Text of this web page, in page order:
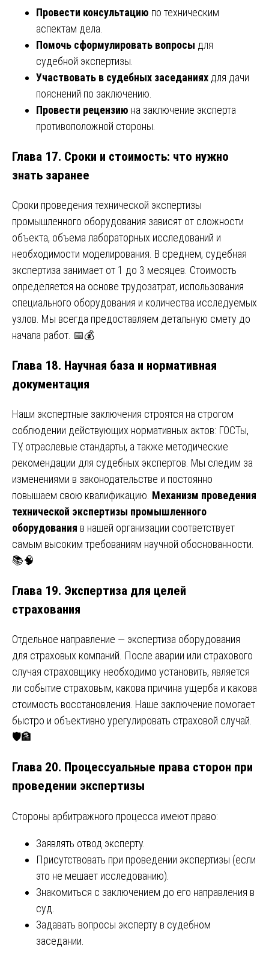
Провести консультацию по техническим
аспектам дела.
Помочь сформулировать вопросы для
судебной экспертизы.
Участвовать в судебных заседаниях для дачи
пояснений по заключению.
Провести рецензию на заключение эксперта
противоположной стороны.
Глава 17. Сроки и стоимость: что нужно
знать заранее
Сроки проведения технической экспертизы
промышленного оборудования зависят от сложности
объекта, объема лабораторных исследований и
необходимости моделирования. В среднем, судебная
экспертиза занимает от 1 до 3 месяцев. Стоимость
определяется на основе трудозатрат, использования
специального оборудования и количества исследуемых
узлов. Мы всегда предоставляем детальную смету до
начала работ. 📅💰
Глава 18. Научная база и нормативная
документация
Наши экспертные заключения строятся на строгом
соблюдении действующих нормативных актов: ГОСТы,
ТУ, отраслевые стандарты, а также методические
рекомендации для судебных экспертов. Мы следим за
изменениями в законодательстве и постоянно
повышаем свою квалификацию. Механизм проведения
технической экспертизы промышленного
оборудования в нашей организации соответствует
самым высоким требованиям научной обоснованности.
📚🧠
Глава 19. Экспертиза для целей
страхования
Отдельное направление — экспертиза оборудования
для страховых компаний. После аварии или страхового
случая страховщику необходимо установить, является
ли событие страховым, какова причина ущерба и какова
стоимость восстановления. Наше заключение помогает
быстро и объективно урегулировать страховой случай.
🛡️🏦
Глава 20. Процессуальные права сторон при
проведении экспертизы
Стороны арбитражного процесса имеют право:
Заявлять отвод эксперту.
Присутствовать при проведении экспертизы (если
это не мешает исследованию).
Знакомиться с заключением до его направления в
суд.
Задавать вопросы эксперту в судебном
заседании.